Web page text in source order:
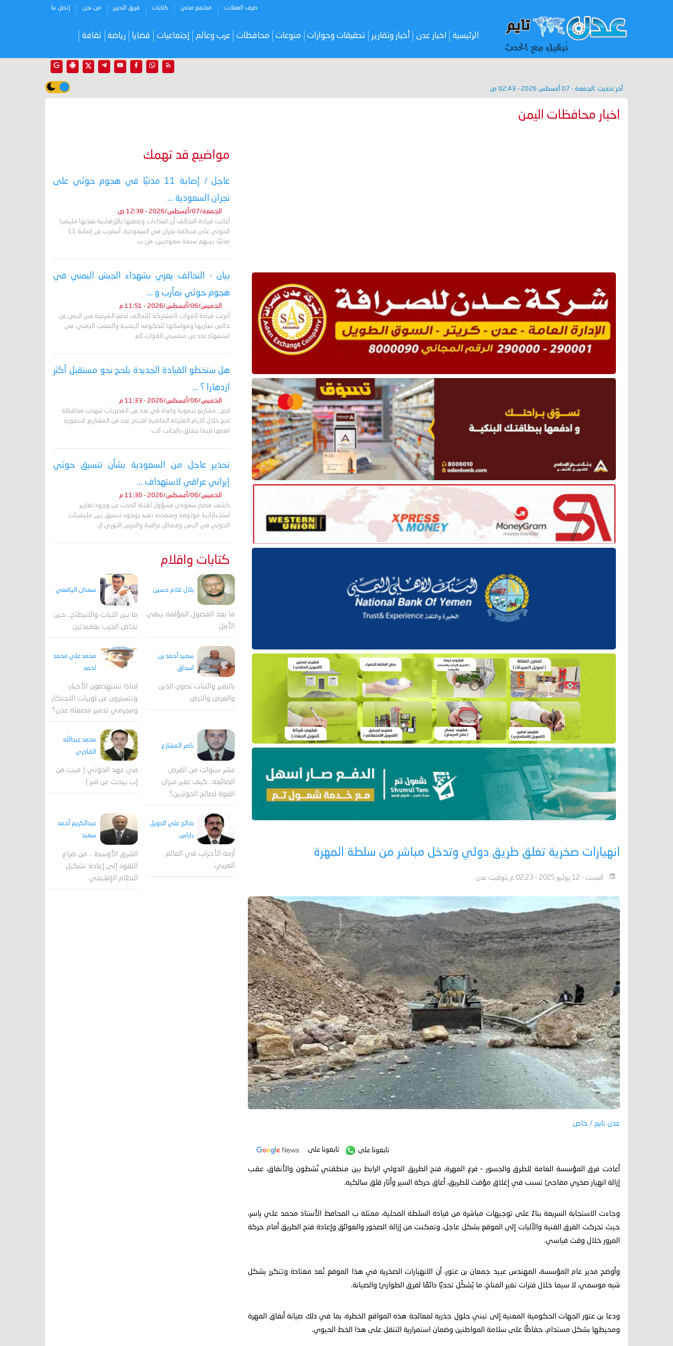
صرف العملات مجتمع مدني كتابات فريق التحرير من نحن إتصل بنا
الرئيسية اخبار عدن أخبار وتقارير تحقيقات وحوارات منوعات محافظات عرب وعالم إجتماعيات قضايا رياضة ثقافة
آخر تحديث : الجمعة - 07 أغسطس 2026 - 02:43 ص
اخبار محافظات اليمن
انهيارات صخرية تغلق طريق دولي وتدخل مباشر من سلطة المهرة
السبت - 12 يوليو 2025 - 02:23 م بتوقيت عدن
عدن تايم / خاص
تابعونا على تابعونا على
أعادت فرق المؤسسة العامة للطرق والجسور – فرع المهرة، فتح الطريق الدولي الرابط بين منطقتي نُشطون والأنفاق، عقب
إزالة انهيار صخري مفاجئ تسبب في إغلاق مؤقت للطريق، أعاق حركة السير وأثار قلق سالكيه.
وجاءت الاستجابة السريعة بناءً على توجيهات مباشرة من قيادة السلطة المحلية، ممثلة ب المحافظ الأستاذ محمد علي ياسر،
حيث تحركت الفرق الفنية والآليات إلى الموقع بشكل عاجل، وتمكنت من إزالة الصخور والعوائق وإعادة فتح الطريق أمام حركة
المرور خلال وقت قياسي.
وأوضح مدير عام المؤسسة، المهندس عبيد جمعان بن عتور، أن الانهيارات الصخرية في هذا الموقع تُعد معتادة وتتكرر بشكل
شبه موسمي، لا سيما خلال فترات تغير المناخ، ما يُشكّل تحديًا دائمًا لفرق الطوارئ والصيانة.
ودعا بن عتور الجهات الحكومية المعنية إلى تبني حلول جذرية لمعالجة هذه المواقع الخطرة، بما في ذلك صيانة أنفاق المهرة
ومحيطها بشكل مستدام، حفاظًا على سلامة المواطنين وضمان استمرارية التنقل على هذا الخط الحيوي.
مواضيع قد تهمك
عاجل / إصابة 11 مدنيًا في هجوم حوثي على
نجران السعودية ...
الجمعة/07/أغسطس/2026 - 12:38 ص
أعلنت قيادة التحالف أن اعتداءات وصفتها بالإرهابية نفذتها مليشيا
الحوثي على منطقة نجران في السعودية، أسفرت عن إصابة 11
مدنيًا، بينهم سبعة سعوديين، من ب
بيان - التحالف يعزي بشهداء الجيش اليمني في
هجوم حوثي بمأرب و ...
الخميس/06/أغسطس/2026 - 11:51 م
أعربت قيادة القوات المشتركة للتحالف لدعم الشرعية في اليمن عن
خالص تعازيها ومواساتها للحكومة اليمنية والشعب اليمني، في
استشهاد عدد من منتسبي القوات الم
هل ستخطو القيادة الجديدة بلحج نحو مستقبل أكثر
ازدهارا ؟ ...
الخميس/06/أغسطس/2026 - 11:33 م
لحج.. مشاريع تنموية واعدة في عدد من المديريات شهدت محافظة
لحج خلال الايام القليلة الماضية افتتاح عدد من المشاريع التنموية
اهمها فيما يتعلق بالجانب الت
تحذير عاجل من السعودية بشأن تنسيق حوثي
إيراني عراقي لاستهداف ...
الخميس/06/أغسطس/2026 - 11:30 م
كشف مصدر سعودي مسؤول لقناة الحدث عن وجود تقارير
استخباراتية موثوقة ومتعددة تفيد بوجود تنسيق بين مليشيات
الحوثي في اليمن وفصائل عراقية والحرس الثوري ال
كتابات واقلام
بلال غلام حسين
ما بعد الفصول المؤلمة..يبقى
الأمل
سعدان اليافعي
ما بين الثبات والانبطاح.. حين
تخاض الحرب بعقيدتين
سعيد أحمد بن
اسحاق
بالنفير والثبات نصون الدين
والعرض والارض
محمد علي محمد
احمد
لماذا تستهدفون الأخيار،
وتتسترون عن لوبيات الاحتكار
ومجرمي تدمير مصفاة عدن؟
ناصر المشارع
عشر سنوات من الفرص
الضائعة.. كيف تغير ميزان
القوة لصالح الحوثيين؟
محمد عبدالله
القادري
في عهد الحوثي ( ميت من
إب يبحث عن قبر )
صالح علي الدويل
باراس
أزمة الأحزاب في العالم
العربي
عبدالكريم أحمد
سعيد
الشرق الأوسط .. من صراع
النفوذ إلى إعادة تشكيل
النظام الإقليمي